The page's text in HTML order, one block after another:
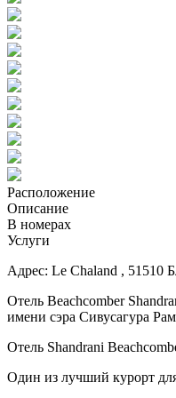
Расположение
Описание
В номерах
Услуги
Адрес: Le Chaland , 51510
Отель Beachcomber
имени сэра Сивусагура
Отель Shandrani
Один из лучший курорт